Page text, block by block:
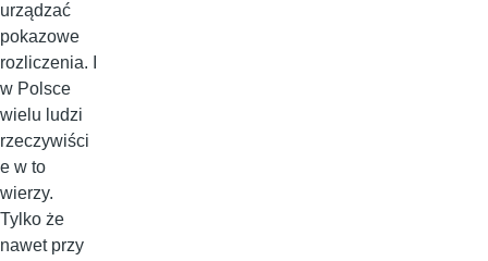
urządzać
pokazowe
rozliczenia. I
w Polsce
wielu ludzi
rzeczywiści
e w to
wierzy.
Tylko że
nawet przy